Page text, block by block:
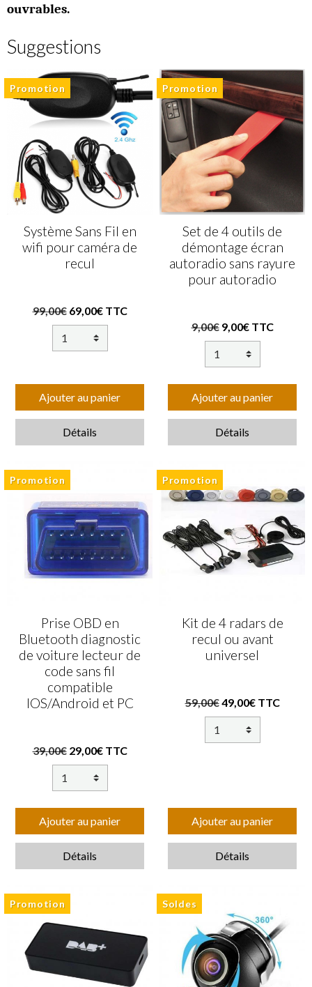
ouvrables.
Suggestions
Promotion
Système Sans Fil en
wifi pour caméra de
recul
99,00€ 69,00€ TTC
Ajouter au panier
Détails
Promotion
Set de 4 outils de
démontage écran
autoradio sans rayure
pour autoradio
9,00€ 9,00€ TTC
Ajouter au panier
Détails
Promotion
Prise OBD en
Bluetooth diagnostic
de voiture lecteur de
code sans fil
compatible
IOS/Android et PC
39,00€ 29,00€ TTC
Ajouter au panier
Détails
Promotion
Kit de 4 radars de
recul ou avant
universel
59,00€49,00€ TTC
Ajouter au panier
Détails
Promotion Soldes